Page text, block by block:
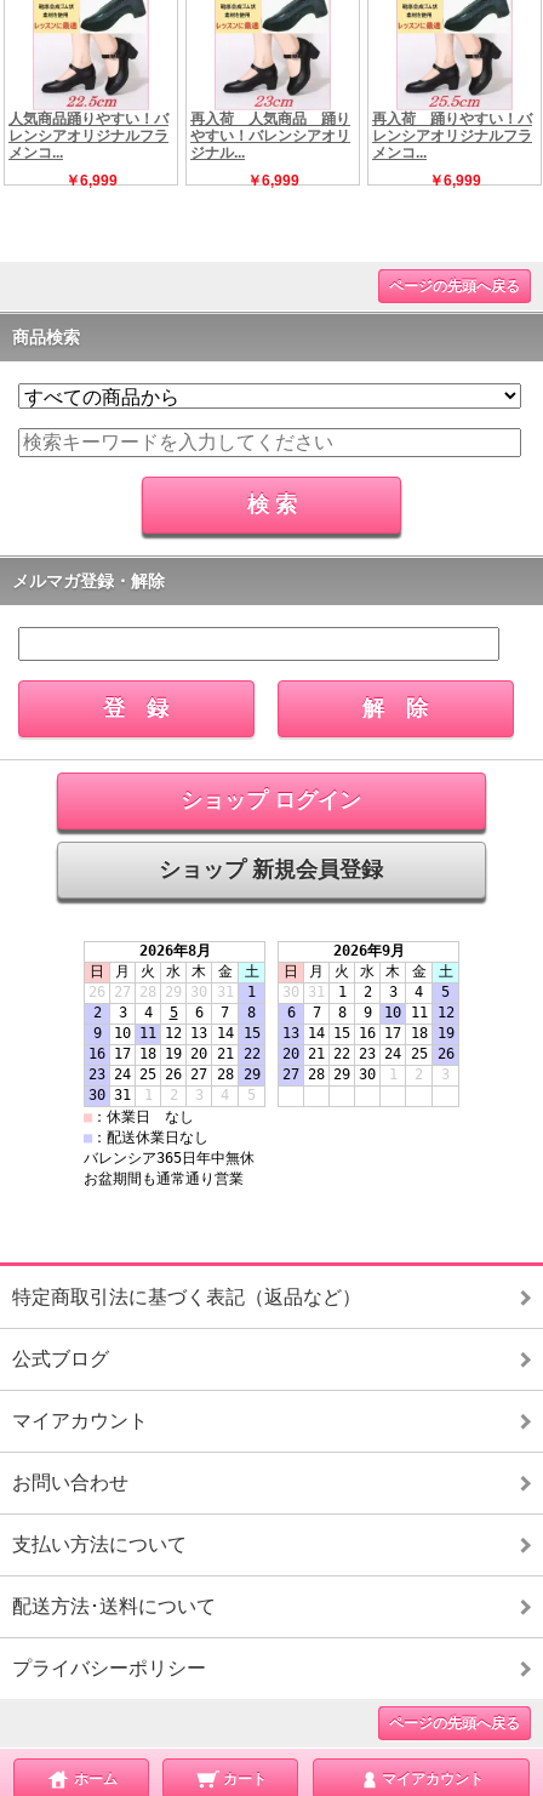
ページの先頭へ戻る
商品検索
メルマガ登録・解除
ショップ ログイン
ショップ 新規会員登録
特定商取引法に基づく表記（返品など）
公式ブログ
マイアカウント
お問い合わせ
支払い方法について
配送方法･送料について
プライバシーポリシー
ページの先頭へ戻る
ホーム カート マイアカウント